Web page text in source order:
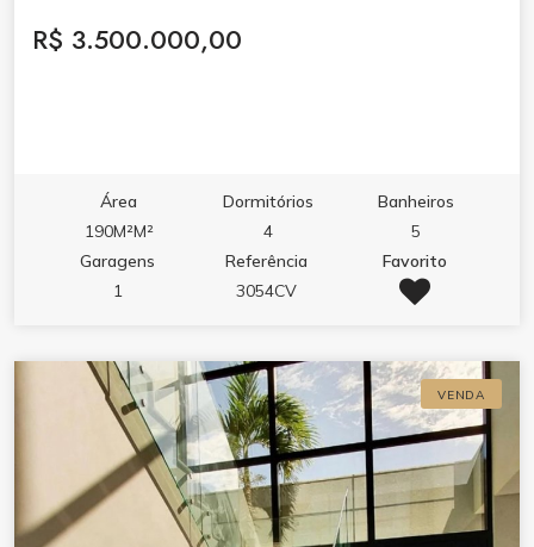
R$ 3.500.000,00
Área
190M²M²
Dormitórios
4
Banheiros
5
Garagens
1
Referência
3054CV
Favorito
VENDA